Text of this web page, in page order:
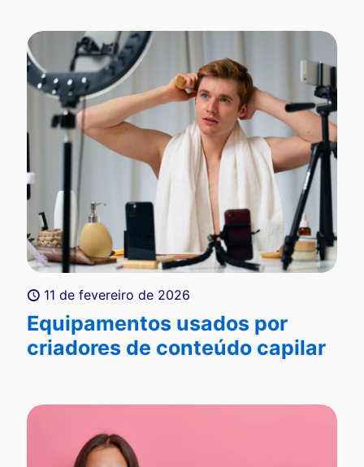
11 de fevereiro de 2026
Equipamentos usados por
criadores de conteúdo capilar